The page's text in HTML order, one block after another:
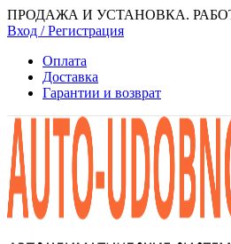
ПРОДАЖА И УСТАНОВКА.
Вход / Регистрация
Оплата
Доставка
Гарантии и возврат